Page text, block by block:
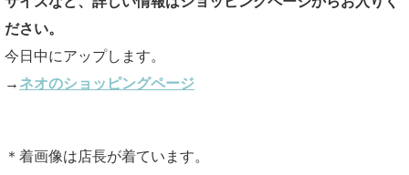
ださい。
今日中にアップします。
→ ネオのショッピングページ
＊着画像は店長が着ています。